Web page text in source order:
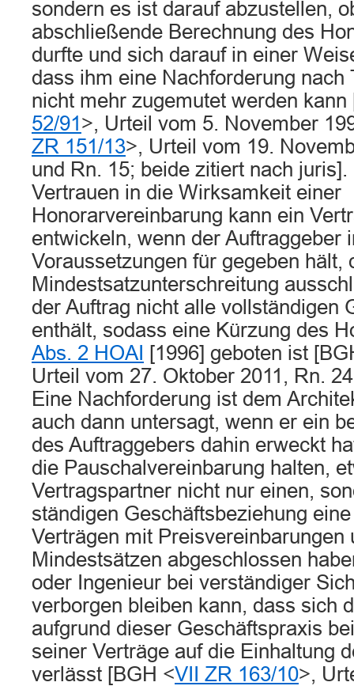
sondern es ist darauf abzustellen,
abschließende Berechnung des
durfte und sich darauf in einer
dass ihm eine Nachforderung nach
nicht mehr zugemutet werden kann
52/91 >, Urteil vom 5. November
ZR 151/13>, Urteil vom 19.
und Rn. 15; beide zitiert nach
Vertrauen in die Wirksamkeit einer
Honorarvereinbarung kann ein
entwickeln, wenn der Auftraggeber
Voraussetzungen für gegeben hält,
Mindestsatzunterschreitung
der Auftrag nicht alle vollständigen
enthält, sodass eine Kürzung des
Abs. 2 HOAI
[1996] geboten ist
Urteil vom 27. Oktober 2011, Rn.
Eine Nachforderung ist dem
auch dann untersagt, wenn er ein
des Auftraggebers dahin erweckt
die Pauschalvereinbarung halten,
Vertragspartner nicht nur einen,
ständigen Geschäftsbeziehung
Verträgen mit Preisvereinbarungen
Mindestsätzen abgeschlossen
oder Ingenieur bei verständiger
verborgen bleiben kann, dass sich
aufgrund dieser Geschäftspraxis
seiner Verträge auf die Einhaltung
verlässt [BGH <VII ZR 163/10>,